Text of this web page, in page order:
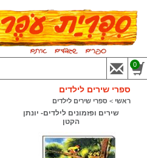
0
ספרי שירים לילדים
ראשי > ספרי שירים לילדים
שירים ופזמונים לילדים- יונתן
הקטן